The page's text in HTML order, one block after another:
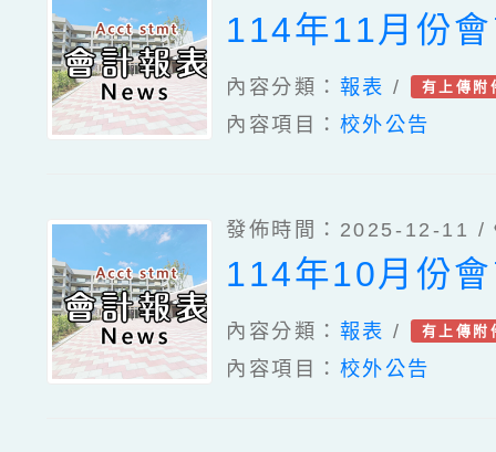
114年11月份
內容分類： 報表 / 有上傳附
內容項目： 校外公告
發佈時間：2025-12-11 /
114年10月份
內容分類： 報表 / 有上傳附
內容項目： 校外公告